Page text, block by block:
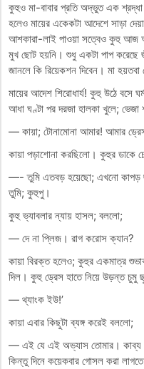
কুহুও মা-বাবার প্রতি অদ্ভুত এক
হলেও মায়ের একেকটা আদেশে সাড়া
আশকারা-লাই পাওয়া সত্বেও কুহু আজ
মুখ ছোট হয়নি। শুধু একটা পাপ করেছে
জানলে কি রিয়েকশন দিবেন। মা হয়তবা
মায়ের আদেশ শিরোধার্য! কুহু উঠে বসে
আধা ঘণ্টা পর দরজা হালকা খুলে; ভেজা
— কায়া; টোনামোনা আমার! আমার
কায়া পড়াশোনা করছিলো। কুহুর ডাকে
—- তুমি এতবড় হয়েছো; এখনো কাপড়
তুমি; কুহুপু।
কুহু ভ্যাবলার ন্যায় হাসল; বললো;
— দে না প্লিজ। রাগ করোস ক্যান?
কায়া বিরক্ত হলেও; কুহুর একমাত্র
দিল। কুহু ড্রেস হাতে নিয়ে উড়ন্ত চুমু
— থ্যাংক ইউ!’
কায়া এবার কিছুটা ব্যঙ্গ করেই বললো;
— এই যে এই অভ্যাস তোমার। কাব্য
কিন্তু দিনে কয়েকবার গোসল করা